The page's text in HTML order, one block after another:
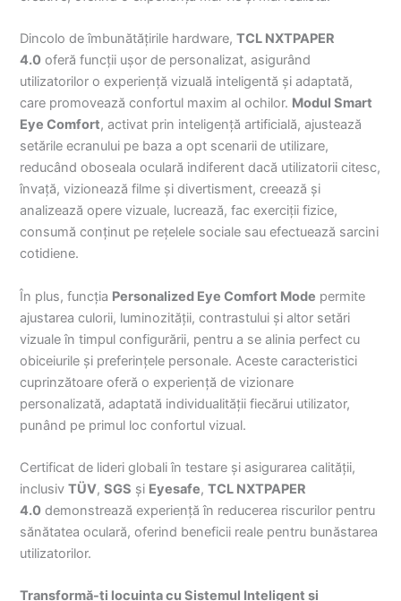
Dincolo de îmbunătățirile hardware,TCL NXTPAPER
4.0 oferă funcții ușor de personalizat, asigurând
utilizatorilor o experiență vizuală inteligentă și adaptată,
care promovează confortul maxim al ochilor. Modul Smart
Eye Comfort, activat prin inteligență artificială, ajustează
setările ecranului pe baza a opt scenarii de utilizare,
reducând oboseala oculară indiferent dacă utilizatorii citesc,
învață, vizionează filme și divertisment, creează și
analizează opere vizuale, lucrează, fac exerciții fizice,
consumă conținut pe rețelele sociale sau efectuează sarcini
cotidiene.
În plus, funcția Personalized Eye Comfort Mode permite
ajustarea culorii, luminozității, contrastului și altor setări
vizuale în timpul configurării, pentru a se alinia perfect cu
obiceiurile și preferințele personale. Aceste caracteristici
cuprinzătoare oferă o experiență de vizionare
personalizată, adaptată individualității fiecărui utilizator,
punând pe primul loc confortul vizual.
Certificat de lideri globali în testare și asigurarea calității,
inclusivTÜV,SGS și Eyesafe,TCL NXTPAPER
4.0 demonstrează experiență în reducerea riscurilor pentru
sănătatea oculară, oferind beneficii reale pentru bunăstarea
utilizatorilor.
Transformă-ți locuința cu Sistemul Inteligent și